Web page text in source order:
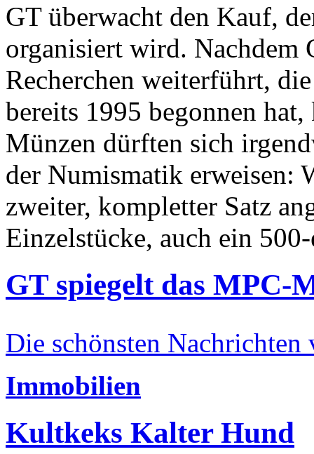
GT überwacht den Kauf,
organisiert wird. Nachdem
Recherchen weiterführt,
bereits 1995 begonnen
Münzen dürften sich
der Numismatik erweisen:
zweiter, kompletter Satz
Einzelstücke, auch ein
GT spiegelt das MPC-
Die schönsten Nachrichten
Immobilien
Kultkeks Kalter Hund